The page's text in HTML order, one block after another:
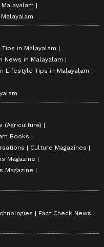
in Malayalam
News in Malayalam
Lifestyle Tips in Malayalam
(Agriculture)
Books
Culture Magazines
Magazine
Magazine
Fact Check News